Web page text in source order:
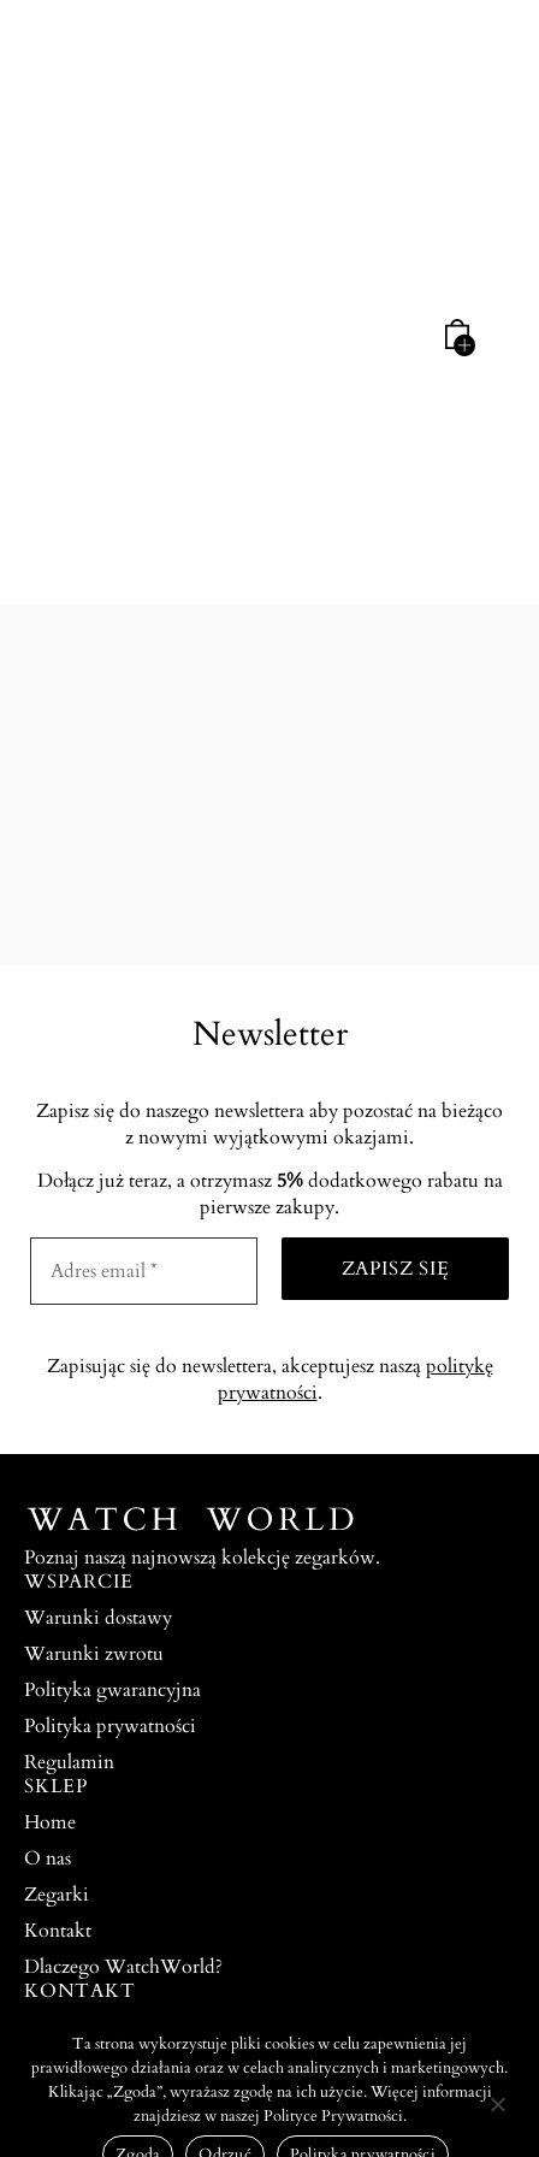
Newsletter
Zapisz się do naszego newslettera aby pozostać na bieżąco
z nowymi wyjątkowymi okazjami.
Dołącz już teraz, a otrzymasz 5%dodatkowego rabatu na
pierwsze zakupy.
Zapisując się do newslettera, akceptujesz nasząpolitykę
prywatności.
Poznaj naszą najnowszą kolekcję zegarków.
WSPARCIE
Warunki dostawy
Warunki zwrotu
Polityka gwarancyjna
Polityka prywatności
Regulamin
SKLEP
Home
O nas
Zegarki
Kontakt
Dlaczego WatchWorld?
KONTAKT
504 917 976
PROJEKT I WYKONANIE:
WEBTO.PL
© 2026 ALL RIGHTS
RESERVED
Ta strona wykorzystuje pliki cookies w celu zapewnienia jej
prawidłowego działania oraz w celach analitycznych i marketingowych.
Klikając „Zgoda”, wyrażasz zgodę na ich użycie. Więcej informacji
znajdziesz w naszej Polityce Prywatności.